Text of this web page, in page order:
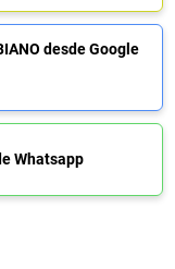
desde Google
Whatsapp